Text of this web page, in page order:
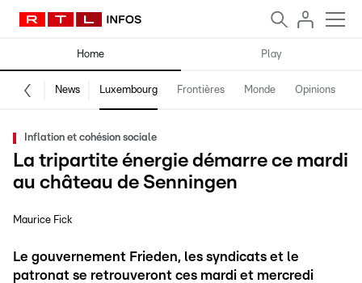
Home Play
News Luxembourg Frontières Monde Opinions
Inflation et cohésion sociale
La tripartite énergie démarre ce mardi
au château de Senningen
Maurice Fick
Le gouvernement Frieden, les syndicats et le
patronat se retrouveront ces mardi et mercredi